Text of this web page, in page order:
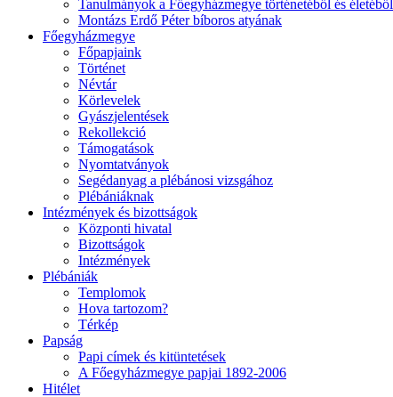
Tanulmányok a Főegyházmegye történetéből és életéből
Montázs Erdő Péter bíboros atyának
Főegyházmegye
Főpapjaink
Történet
Névtár
Körlevelek
Gyászjelentések
Rekollekció
Támogatások
Nyomtatványok
Segédanyag a plébánosi vizsgához
Plébániáknak
Intézmények és bizottságok
Központi hivatal
Bizottságok
Intézmények
Plébániák
Templomok
Hova tartozom?
Térkép
Papság
Papi címek és kitüntetések
A Főegyházmegye papjai 1892-2006
Hitélet